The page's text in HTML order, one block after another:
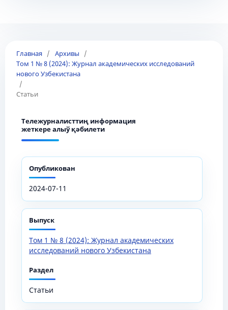
Главная / Архивы
/
Том 1 № 8 (2024): Журнал академических исследований
нового Узбекистана
/
Статьи
Тележурналисттиң информация
жеткере алыў қәбилети
Опубликован
2024-07-11
Выпуск
Том 1 № 8 (2024): Журнал академических
исследований нового Узбекистана
Раздел
Статьи